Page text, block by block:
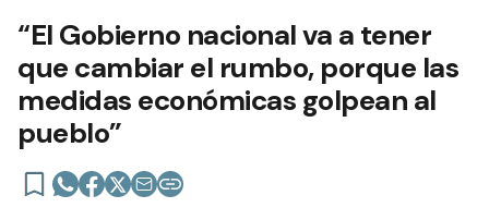
“El Gobierno nacional va a tener
que cambiar el rumbo, porque las
medidas económicas golpean al
pueblo”